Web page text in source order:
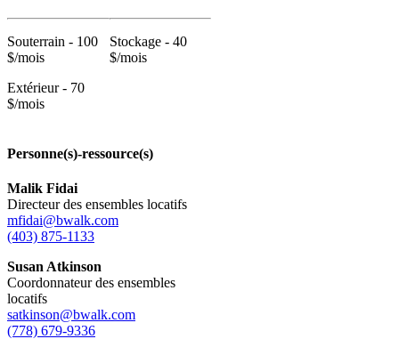
Souterrain - 100
$/mois
Extérieur - 70
$/mois
Stockage - 40
$/mois
Personne(s)-ressource(s)
Malik Fidai
Directeur des ensembles locatifs
mfidai@bwalk.com
(403) 875-1133
Susan Atkinson
Coordonnateur des ensembles
locatifs
satkinson@bwalk.com
(778) 679-9336